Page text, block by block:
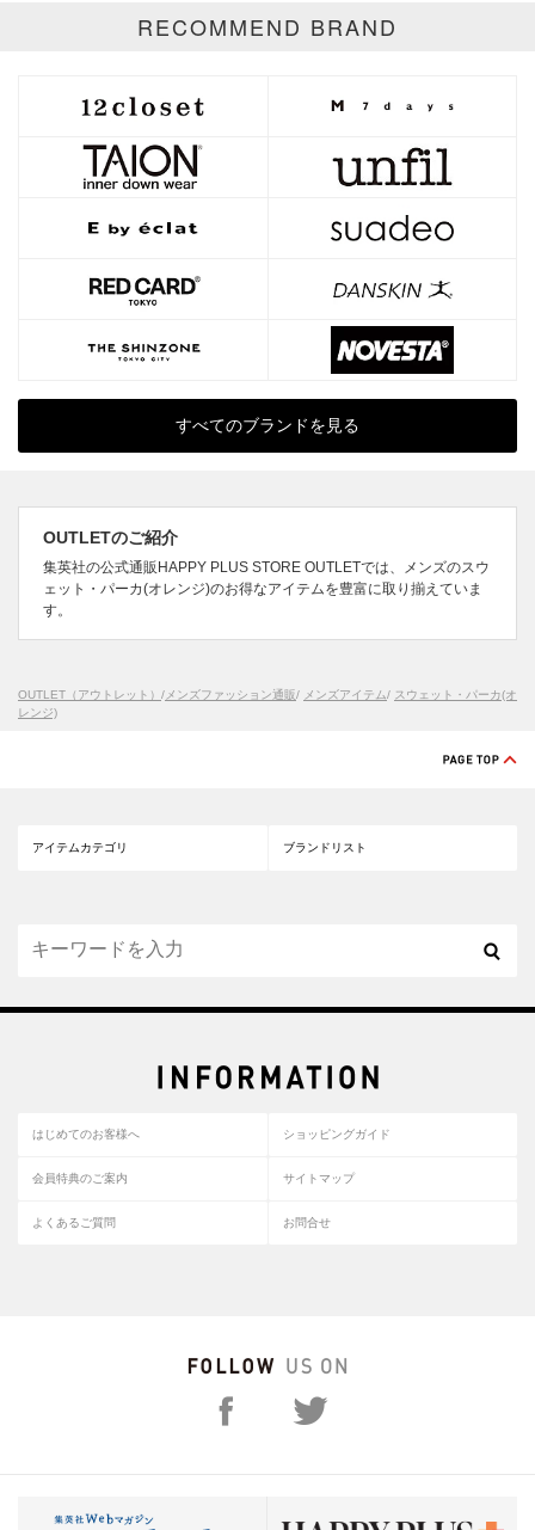
RECOMMEND BRAND
すべてのブランドを見る
OUTLETのご紹介
集英社の公式通販HAPPY PLUS STORE OUTLETでは、メンズのスウ
ェット・パーカ(オレンジ)のお得なアイテムを豊富に取り揃えていま
す。
OUTLET（アウトレット） / メンズファッション通販/ メンズアイテム/ スウェット・パーカ(オ
レンジ)
アイテムカテゴリ ブランドリスト
はじめてのお客様へ ショッピングガイド
会員特典のご案内 サイトマップ
よくあるご質問 お問合せ